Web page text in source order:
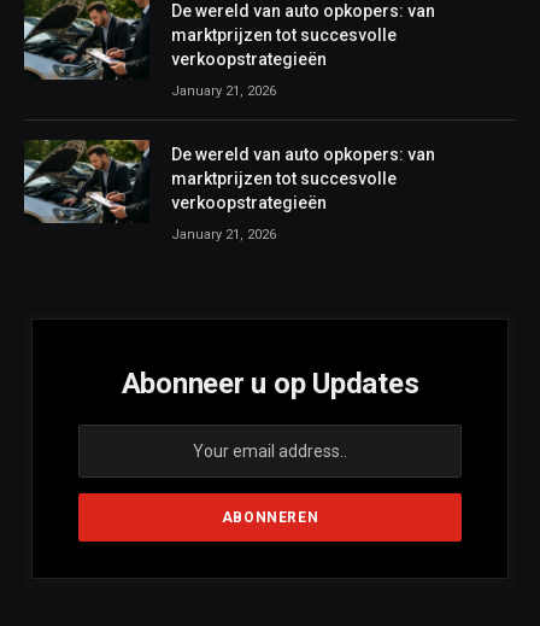
De wereld van auto opkopers: van
marktprijzen tot succesvolle
verkoopstrategieën
January 21, 2026
De wereld van auto opkopers: van
marktprijzen tot succesvolle
verkoopstrategieën
January 21, 2026
Abonneer u op Updates